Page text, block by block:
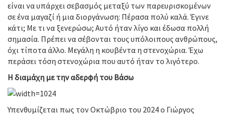
είναι να υπάρχει σεβασμός μεταξύ των παρευρισκομένων
σε ένα μαγαζί ή μια διοργάνωση: Πέρασα πολύ καλά. Έγινε
κάτι; Με τι να ξενερώσω; Αυτό ήταν λίγο και έδωσα πολλή
σημασία. Πρέπει να σέβονται τους υπόλοιπους ανθρώπους,
όχι τίποτα άλλο. Μεγάλη η κουβέντα η στενοχώρια. Έχω
περάσει τόση στενοχώρια που αυτό ήταν το λιγότερο.
Η διαμάχη με την αδερφή του Βάσω
Υπενθυμίζεται πως τον Οκτώβριο του 2024 ο Γιώργος